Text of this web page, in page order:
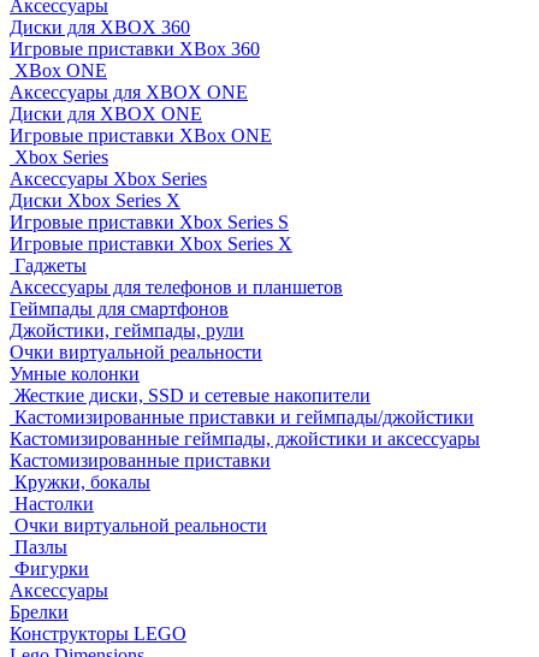
Аксессуары
Диски для XBOX 360
Игровые приставки XBox 360
XBox ONE
Аксессуары для XBOX ONE
Диски для XBOX ONE
Игровые приставки XBox ONE
Xbox Series
Аксессуары Xbox Series
Диски Xbox Series X
Игровые приставки Xbox Series S
Игровые приставки Xbox Series X
Гаджеты
Аксессуары для телефонов и планшетов
Геймпады для смартфонов
Джойстики, геймпады, рули
Очки виртуальной реальности
Умные колонки
Жесткие диски, SSD и сетевые накопители
Кастомизированные приставки и геймпады/джойстики
Кастомизированные геймпады, джойстики и аксессуары
Кастомизированные приставки
Кружки, бокалы
Настолки
Очки виртуальной реальности
Пазлы
Фигурки
Аксессуары
Брелки
Конструкторы LEGO